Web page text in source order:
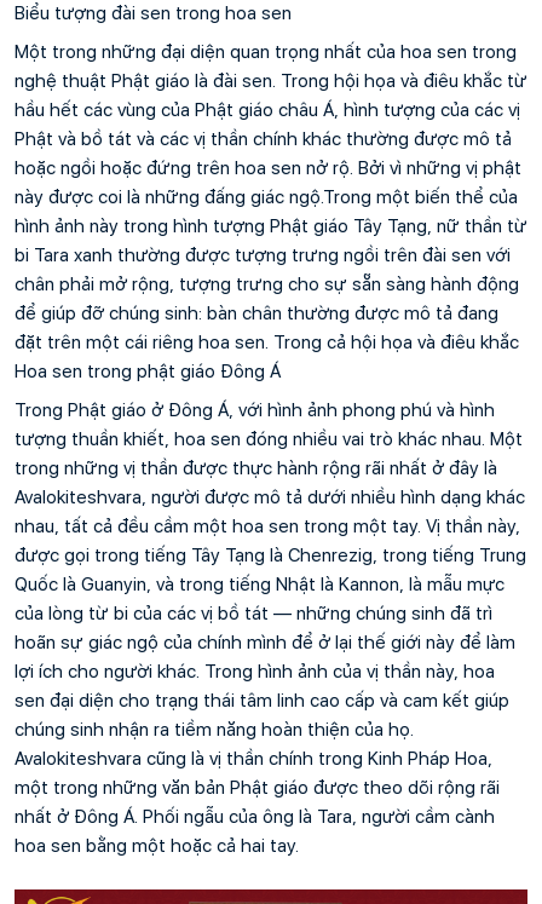
Biểu tượng đài sen trong hoa sen
Một trong những đại diện quan trọng nhất của hoa sen trong
nghệ thuật Phật giáo là đài sen. Trong hội họa và điêu khắc từ
hầu hết các vùng của Phật giáo châu Á, hình tượng của các vị
Phật và bồ tát và các vị thần chính khác thường được mô tả
hoặc ngồi hoặc đứng trên hoa sen nở rộ. Bởi vì những vị phật
này được coi là những đấng giác ngộ.Trong một biến thể của
hình ảnh này trong hình tượng Phật giáo Tây Tạng, nữ thần từ
bi Tara xanh thường được tượng trưng ngồi trên đài sen với
chân phải mở rộng, tượng trưng cho sự sẵn sàng hành động
để giúp đỡ chúng sinh: bàn chân thường được mô tả đang
đặt trên một cái riêng hoa sen. Trong cả hội họa và điêu khắc
Hoa sen trong phật giáo Đông Á
Trong Phật giáo ở Đông Á, với hình ảnh phong phú và hình
tượng thuần khiết, hoa sen đóng nhiều vai trò khác nhau. Một
trong những vị thần được thực hành rộng rãi nhất ở đây là
Avalokiteshvara, người được mô tả dưới nhiều hình dạng khác
nhau, tất cả đều cầm một hoa sen trong một tay. Vị thần này,
được gọi trong tiếng Tây Tạng là Chenrezig, trong tiếng Trung
Quốc là Guanyin, và trong tiếng Nhật là Kannon, là mẫu mực
của lòng từ bi của các vị bồ tát — những chúng sinh đã trì
hoãn sự giác ngộ của chính mình để ở lại thế giới này để làm
lợi ích cho người khác. Trong hình ảnh của vị thần này, hoa
sen đại diện cho trạng thái tâm linh cao cấp và cam kết giúp
chúng sinh nhận ra tiềm năng hoàn thiện của họ.
Avalokiteshvara cũng là vị thần chính trong Kinh Pháp Hoa,
một trong những văn bản Phật giáo được theo dõi rộng rãi
nhất ở Đông Á. Phối ngẫu của ông là Tara, người cầm cành
hoa sen bằng một hoặc cả hai tay.